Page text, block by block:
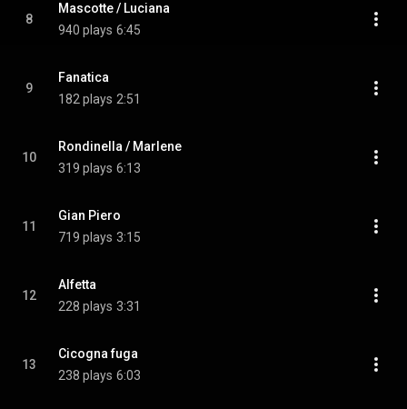
8
Mascotte / Luciana
940 plays 6:45
9
Fanatica
182 plays 2:51
10
Rondinella / Marlene
319 plays 6:13
11
Gian Piero
719 plays 3:15
12
Alfetta
228 plays 3:31
13
Cicogna fuga
238 plays 6:03